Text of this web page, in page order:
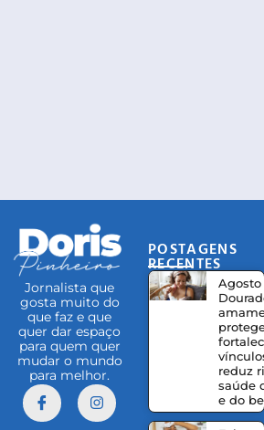
Jornalista que
gosta muito do
que faz e que
quer dar espaço
para quem quer
mudar o mundo
para melhor.
POSTAGENS
RECENTES
Agosto
protege,
fortalece
reduz
saúde
e do